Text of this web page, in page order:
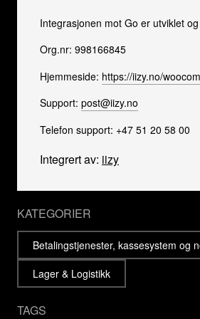
Integrasjonen mot Go er utviklet
Org.nr: 998166845
Hjemmeside: https://iizy.no/
Support: post@iizy.no
Telefon support: +47 51 20 58 00
Integrert av: iizy
KATEGORIER
Betalingstjenester, kassesystem og
Lager & Logistikk
TAGS